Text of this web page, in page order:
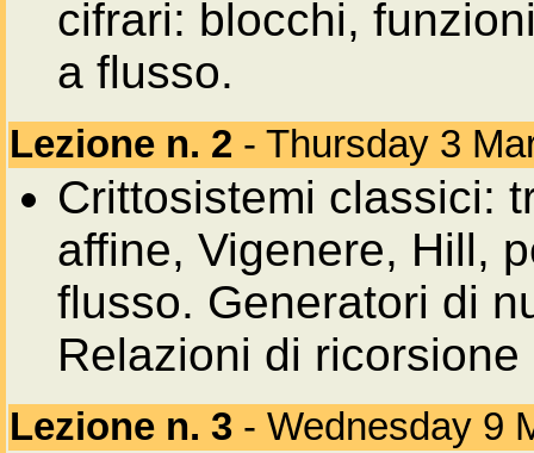
cifrari: blocchi,
a flusso.
Lezione n. 2 - Thursday 3
Crittosistemi classici:
affine, Vigenere, Hill,
flusso. Generatori di
Relazioni di ricorsione
Lezione n. 3 - Wednesday 9